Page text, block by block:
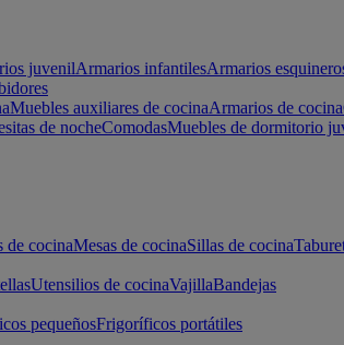
juvenilArmarios infantilesArmarios
Muebles auxiliares de cocinaArmarios de cocina
de nocheComodasMuebles de dormitorio
de cocinaMesas de cocinaSillas de cocina
Utensilios de cocinaVajillaBandejas
pequeñosFrigoríficos portátiles